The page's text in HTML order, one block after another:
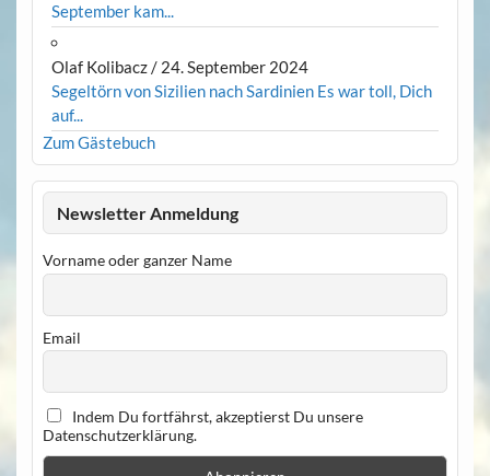
September kam...
Olaf Kolibacz/ 24. September 2024
Segeltörn von Sizilien nach Sardinien Es war toll, Dich
auf...
Zum Gästebuch
Newsletter Anmeldung
Vorname oder ganzer Name
Email
Indem Du fortfährst, akzeptierst Du unsere
Datenschutzerklärung.